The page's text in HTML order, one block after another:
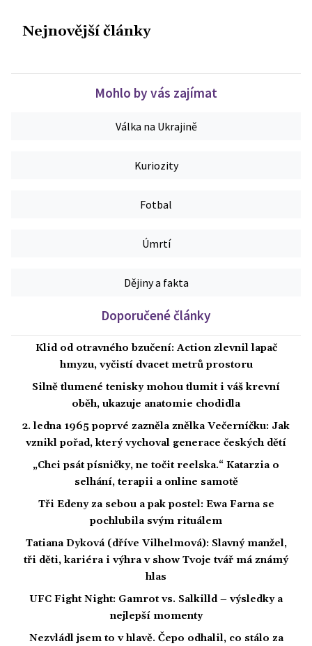
Nejnovější články
Mohlo by vás zajímat
Válka na Ukrajině
Kuriozity
Fotbal
Úmrtí
Dějiny a fakta
Doporučené články
Klid od otravného bzučení: Action zlevnil lapač
hmyzu, vyčistí dvacet metrů prostoru
Silně tlumené tenisky mohou tlumit i váš krevní
oběh, ukazuje anatomie chodidla
2. ledna 1965 poprvé zazněla znělka Večerníčku: Jak
vznikl pořad, který vychoval generace českých dětí
„Chci psát písničky, ne točit reelska.“ Katarzia o
selhání, terapii a online samotě
Tři Edeny za sebou a pak postel: Ewa Farna se
pochlubila svým rituálem
Tatiana Dyková (dříve Vilhelmová): Slavný manžel,
tři děti, kariéra i výhra v show Tvoje tvář má známý
hlas
UFC Fight Night: Gamrot vs. Salkilld – výsledky a
nejlepší momenty
Nezvládl jsem to v hlavě. Čepo odhalil, co stálo za